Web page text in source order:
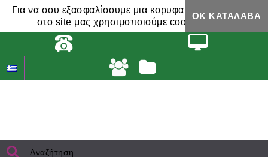
Για να σου εξασφαλίσουμε μια κορυφαία εμπειρία,
στο site μας χρησιμοποιούμε cookies.
ΟΚ ΚΑΤΆΛΑΒΑ